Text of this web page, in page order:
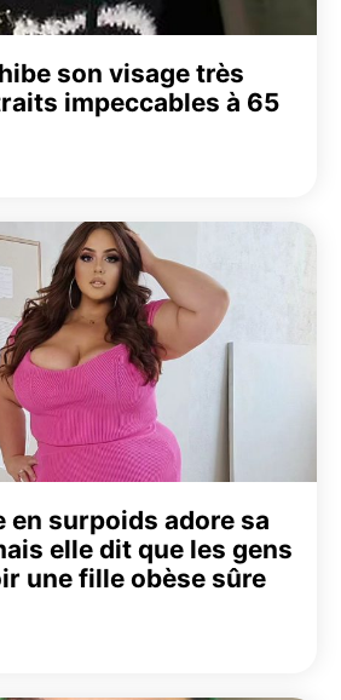
son visage très
impeccables à 65
en surpoids adore sa
elle dit que les gens
une fille obèse sûre